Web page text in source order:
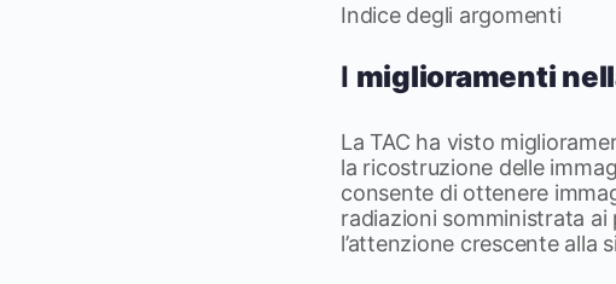
Indice degli argomenti
I miglioramenti
La TAC ha visto
la ricostruzione delle
consente di ottenere
radiazioni somministrata
l’attenzione crescente alla